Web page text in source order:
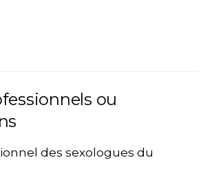
ou
des sexologues du